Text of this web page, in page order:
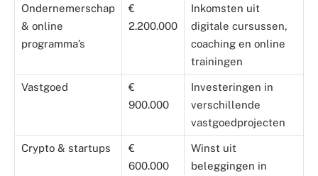
Ondernemerschap
& online
programma’s
€
2.200.000
Inkomsten uit
digitale cursussen,
coaching en online
trainingen
Vastgoed
€
900.000
Investeringen in
verschillende
vastgoedprojecten
Crypto & startups
€
600.000
Winst uit
beleggingen in